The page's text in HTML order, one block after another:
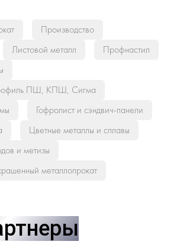
Производство
Листовой металл
Профнастил
ПШ, КПШ, Сигма
Гофролист и сэндвич-панели
Цветные металлы и сплавы
и метизы
металлопрокат